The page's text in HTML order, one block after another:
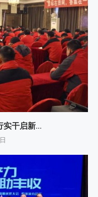
实干启新...